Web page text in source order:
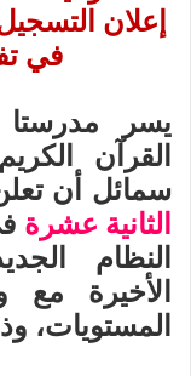
إعلان
في
يسر مدرستا
القرآن
سمائل أن
الثانية عشرة
النظام
الأخيرة
المستويات،